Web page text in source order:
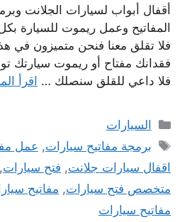
أقفال أبواب لسيارات الجلانت
المفاتيح وعمل ريموت للسيارة
فلا تقلق معنا فنحن متميزون في
فقدانك مفتاح أو ريموت سيارتك
فلا داعي للقلق سنصلك … اقرأ
التصنيفات
السيارات
الوسوم
برمجة مفاتيح سيارات, عمل
اقفال سيارات جلانت, فتح سيارات,
متخصص فتح سيارات, مفاتيح
مفاتيح سيارات